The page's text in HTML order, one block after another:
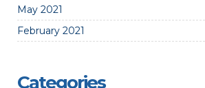
May 2021
February 2021
Categories